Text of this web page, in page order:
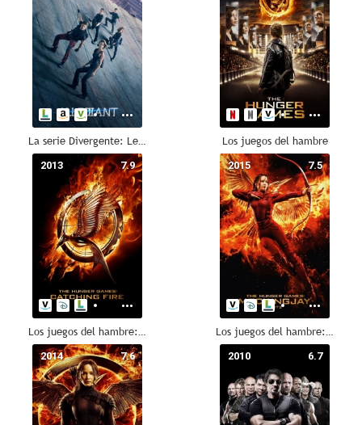
La serie Divergente: Leal Los juegos del hambre
7.9
2013
Los juegos del hambre: En llamas
7.5
2015
Los juegos del hambre: Sinsajo. Parte 2
7.6
2014 6.7
2010